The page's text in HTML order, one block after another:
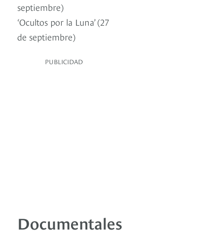
septiembre)
‘Ocultos por la Luna’ (27
de septiembre)
PUBLICIDAD
Documentales